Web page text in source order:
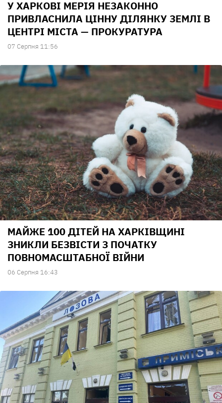
У ХАРКОВІ МЕРІЯ НЕЗАКОННО
ПРИВЛАСНИЛА ЦІННУ ДІЛЯНКУ ЗЕМЛІ В
ЦЕНТРІ МІСТА — ПРОКУРАТУРА
07 Серпня 11:56
МАЙЖЕ 100 ДІТЕЙ НА ХАРКІВЩИНІ
ЗНИКЛИ БЕЗВІСТИ З ПОЧАТКУ
ПОВНОМАСШТАБНОЇ ВІЙНИ
06 Серпня 16:43